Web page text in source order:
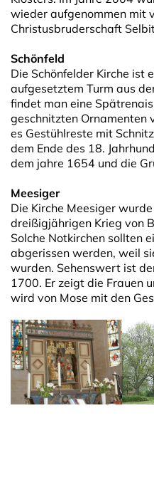
wieder aufgenommen mit
Christusbruderschaft
Schönfeld
Die Schönfelder Kirche ist
aufgesetztem Turm aus
findet man eine
geschnitzten Ornamenten
es Gestühlreste mit
dem Ende des 18.
dem jahre 1654 und die
Meesiger
Die Kirche Meesiger
dreißigjährigen Krieg von
Solche Notkirchen sollten
abgerissen werden, weil
wurden. Sehenswert ist
1700. Er zeigt die Frauen
wird von Mose mit den